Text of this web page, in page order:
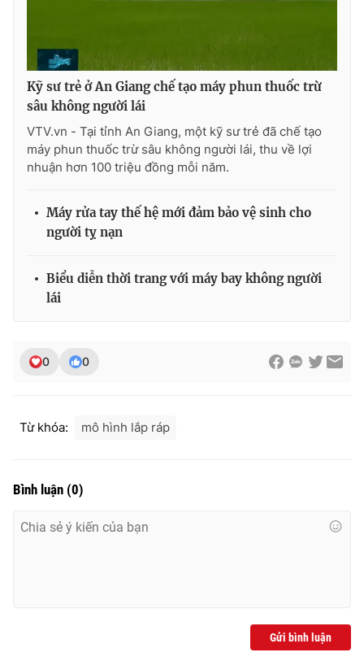
THỜI BÁO VTV
Theo dõi báo trên
Cơ quan chủ quản:
Đài Truyền hình Việt Nam
Cơ quan báo chí:Thời báo VTV
Tổng Biên tập:
Vũ Thanh Thủy
Ðiện thoại Thời báo VTV:
024-7300.7108
® Cấm sao chép dưới mọi hình thức nếu không có sự chấp
Kỹ sư trẻ ở An Giang chế tạo máy phun thuốc trừ
sâu không người lái
VTV.vn - Tại tỉnh An Giang, một kỹ sư trẻ đã chế tạo
máy phun thuốc trừ sâu không người lái, thu về lợi
nhuận hơn 100 triệu đồng mỗi năm.
Máy rửa tay thế hệ mới đảm bảo vệ sinh cho
người tỵ nạn
Biểu diễn thời trang với máy bay không người
lái
0 0
Từ khóa: mô hình lắp ráp
Bình luận (0)
Gửi bình luận